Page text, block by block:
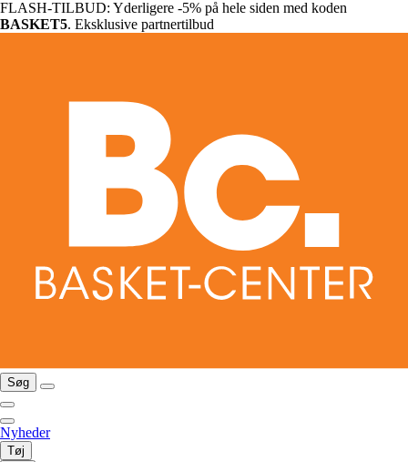
FLASH-TILBUD: Yderligere -5% på hele siden med koden
BASKET5. Eksklusive partnertilbud
Søg
Nyheder
Tøj